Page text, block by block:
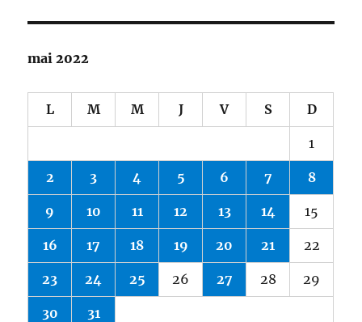
mai 2022
L M M J V S D
1
2 3 4 5 6 7 8
9 10 11 12 13 14 15
16 17 18 19 20 21 22
23 24 25 26 27 28 29
30 31